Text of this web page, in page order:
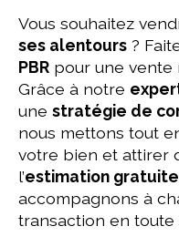
Vous souhaitez
ses alentours ?
PBR pour une vente
Grâce à notre
une stratégie de
nous mettons tout
votre bien et attirer
l’estimation gratuite
accompagnons à
transaction en toute